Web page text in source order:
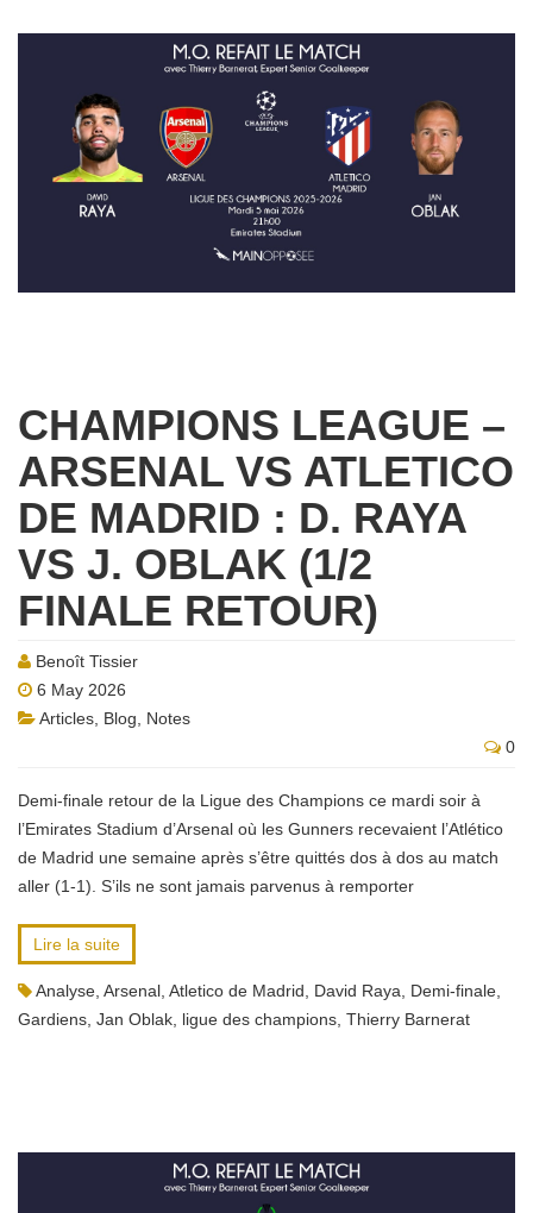
CHAMPIONS LEAGUE –
ARSENAL VS ATLETICO
DE MADRID : D. RAYA
VS J. OBLAK (1/2
FINALE RETOUR)
Benoît Tissier
6 May 2026
Articles Blog
Notes
0
Demi-finale retour de la Ligue des Champions ce mardi soir à
l’Emirates Stadium d’Arsenal où les Gunners recevaient l’Atlético
de Madrid une semaine après s’être quittés dos à dos au match
aller (1-1). S’ils ne sont jamais parvenus à remporter
Lire la suite
Analyse Arsenal Atletico de Madrid David Raya Demi-finale
Gardiens Jan Oblak ligue des champions Thierry Barnerat